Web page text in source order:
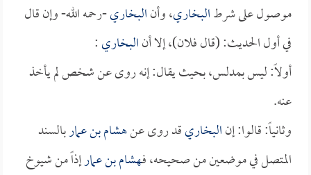
موصول على شرطالبخاري، وأنالبخاري-رحمه الله- وإن قال
في أول الحديث: (قال فلان)، إلا أنالبخاري:
أولاً: ليس بمدلس، بحيث يقال: إنه روى عن شخص لم يأخذ
عنه.
وثانياً: قالوا: إنالبخاريقد روى عنهشام بن عماربالسند
المتصل في موضعين من صحيحه، فـهشام بن عمارإذاً من شيوخ